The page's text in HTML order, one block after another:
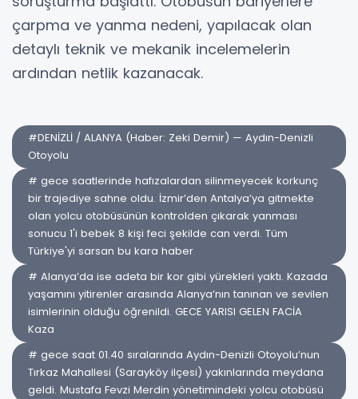
çarpma ve yanma nedeni, yapılacak olan
detaylı teknik ve mekanik incelemelerin
ardından netlik kazanacak.
#DENİZLİ / ALANYA (Haber: Zeki Demir) — Aydın-Denizli
Otoyolu
# gece saatlerinde hafızalardan silinmeyecek korkunç
bir trajediye sahne oldu. İzmir’den Antalya’ya gitmekte
olan yolcu otobüsünün kontrolden çıkarak yanması
sonucu 1'i bebek 8 kişi feci şekilde can verdi. Tüm
Türkiye'yi sarsan bu kara haber
# Alanya’da ise adeta bir kor gibi yürekleri yaktı. Kazada
yaşamını yitirenler arasında Alanya’nın tanınan ve sevilen
isimlerinin olduğu öğrenildi. GECE YARISI GELEN FACİA
Kaza
# gece saat 01.40 sıralarında Aydın-Denizli Otoyolu’nun
Tırkaz Mahallesi (Sarayköy ilçesi) yakınlarında meydana
geldi. Mustafa Fevzi Merdin yönetimindeki yolcu otobüsü